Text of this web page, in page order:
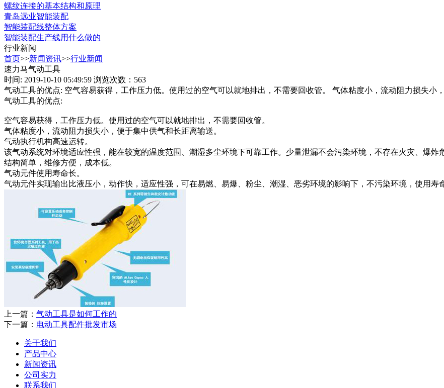
螺纹连接的基本结构和原理
青岛远业智能装配
智能装配线整体方案
智能装配生产线用什么做的
行业新闻
首页>>新闻资讯>>行业新闻
速力马气动工具
时间: 2019-10-10 05:49:59 浏览次数：563
气动工具的优点: 空气容易获得，工作压力低。使用过的空气可以就地排出，不需要回收管。 气体粘度小，流动阻力损失小
气动工具的优点:
空气容易获得，工作压力低。使用过的空气可以就地排出，不需要回收管。
气体粘度小，流动阻力损失小，便于集中供气和长距离输送。
气动执行机构高速运转。
该气动系统对环境适应性强，能在较宽的温度范围、潮湿多尘环境下可靠工作。少量泄漏不会污染环境，不存在火灾、爆炸
结构简单，维修方便，成本低。
气动元件使用寿命长。
气动元件实现输出比液压小，动作快，适应性强，可在易燃、易爆、粉尘、潮湿、恶劣环境的影响下，不污染环境，使用寿
上一篇： 气动工具是如何工作的
下一篇： 电动工具配件批发市场
关于我们
产品中心
新闻资讯
公司实力
联系我们